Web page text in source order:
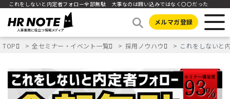
これをしないと内定者フォロー全部無駄 大事なのは囲い込みではなく〇〇だった
メルマガ登録
TOP 全セミナー・イベント一覧 採用ノウハウ これをしないと